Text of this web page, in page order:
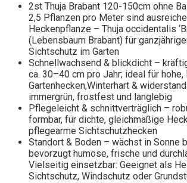
2st Thuja Brabant 120-150cm ohne
2,5 Pflanzen pro Meter sind
Heckenpflanze – Thuja occidentalis
(Lebensbaum Brabant) für
Sichtschutz im Garten
Schnellwachsend & blickdicht –
ca. 30–40 cm pro Jahr; ideal für hohe,
Gartenhecken,Winterhart &
immergrün, frostfest und langlebig
Pflegeleicht & schnittverträglich –
formbar, für dichte, gleichmäßige
pflegearme Sichtschutzhecken
Standort & Boden – wächst in Sonne
bevorzugt humose, frische und
Vielseitig einsetzbar: Geeignet als
Sichtschutz, Windschutz oder